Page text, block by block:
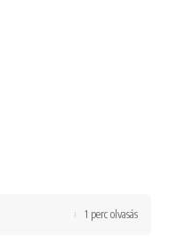
1 perc olvasás